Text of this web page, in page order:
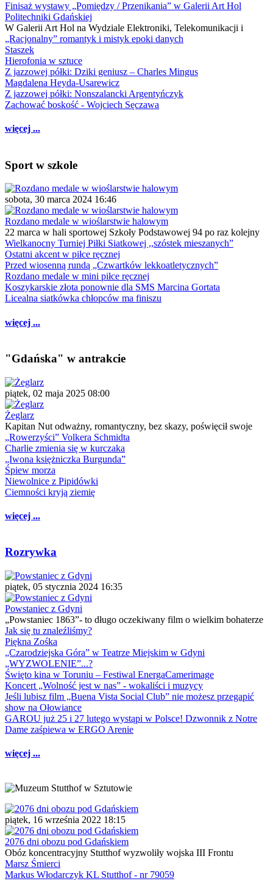
Finisaż wystawy „Pomiędzy / Przenikania” w Galerii Art Hol
Politechniki Gdańskiej
W Galerii Art Hol na Wydziale Elektroniki, Telekomunikacji i
„Racjonalny” romantyk i mistyk epoki danych
Staszek
Hierofonia w sztuce
Z jazzowej półki: Dziki geniusz – Charles Mingus
Magdalena Heyda-Usarewicz
Z jazzowej półki: Nonszalancki Argentyńczyk
Zachować boskość - Wojciech Sęczawa
więcej ...
Sport w szkole
sobota, 30 marca 2024 16:46
Rozdano medale w wioślarstwie halowym
22 marca w hali sportowej Szkoły Podstawowej 94 po raz kolejny
Wielkanocny Turniej Piłki Siatkowej ,,szóstek mieszanych”
Ostatni akcent w piłce ręcznej
Przed wiosenną rundą „Czwartków lekkoatletycznych”
Rozdano medale w mini piłce ręcznej
Koszykarskie złota ponownie dla SMS Marcina Gortata
Licealna siatkówka chłopców ma finiszu
więcej ...
"Gdańska" w antrakcie
piątek, 02 maja 2025 08:00
Żeglarz
Kapitan Nut odważny, romantyczny, bez skazy, poświęcił swoje
„Rowerzyści” Volkera Schmidta
Charlie zmienia się w kurczaka
„Iwona księżniczka Burgunda”
Śpiew morza
Niewolnice z Pipidówki
Ciemności kryją ziemię
więcej ...
Rozrywka
piątek, 05 stycznia 2024 16:35
Powstaniec z Gdyni
„Powstaniec 1863”- to długo oczekiwany film o wielkim bohaterze
Jak się tu znaleźliśmy?
Piękna Zośka
„Czarodziejska Góra” w Teatrze Miejskim w Gdyni
„WYZWOLENIE”...?
Święto kina w Toruniu – Festiwal EnergaCamerimage
Koncert „Wolność jest w nas” - wokaliści i muzycy
Jeśli lubisz film „Buena Vista Social Club” nie możesz przegapić
show na Ołowiance
GAROU już 25 i 27 lutego wystąpi w Polsce! Dzwonnik z Notre
Dame zaśpiewa w ERGO Arenie
więcej ...
piątek, 16 września 2022 18:15
2076 dni obozu pod Gdańskiem
Obóz koncentracyjny Stutthof wyzwoliły wojska III Frontu
Marsz Śmierci
Markus Włodarczyk KL Stutthof - nr 79059